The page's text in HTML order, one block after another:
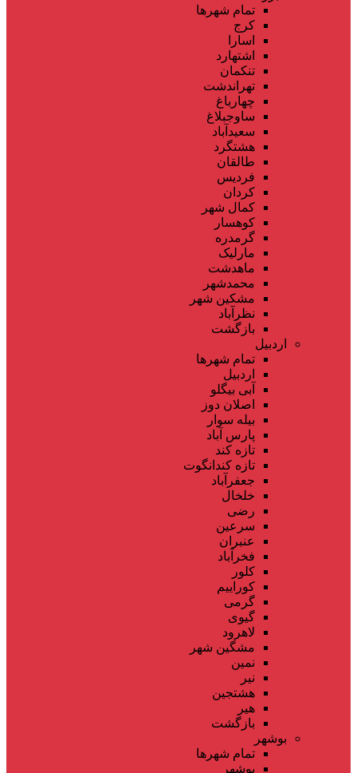
تمام شهر‌ها
کرج
اسارا
اشتهارد
تنکمان
تهراندشت
چهارباغ
ساوجبلاغ
سعیدآباد
هشتگرد
طالقان
فردیس
کردان
کمال شهر
کوهسار
گرمدره
مارلیک
ماهدشت
محمدشهر
مشکین شهر
نظرآباد
بازگشت
اردبیل
تمام شهر‌ها
اردبیل
آبی بیگلو
اصلان دوز
بیله سوار
پارس آباد
تازه کند
تازه کندانگوت
جعفرآباد
خلخال
رضی
سرعین
عنبران
فخرآباد
کلور
کوراییم
گرمی
گیوی
لاهرود
مشگین شهر
نمین
نیر
هشتجین
هیر
بازگشت
بوشهر
تمام شهر‌ها
بوشهر